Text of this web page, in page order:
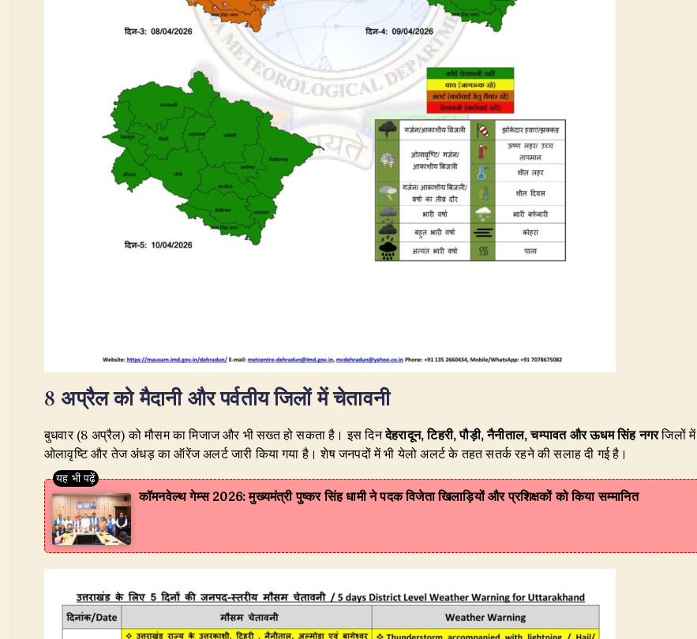
8 अप्रैल को मैदानी और पर्वतीय जिलों में चेतावनी
​बुधवार (8 अप्रैल) को मौसम का मिजाज और भी सख्त हो सकता है। इस दिनदेहरादून, टिहरी, पौड़ी, नैनीताल, चम्पावत और ऊधम सिंह नगरजिलों में
ओलावृष्टि और तेज अंधड़ का ऑरेंज अलर्ट जारी किया गया है। शेष जनपदों में भी येलो अलर्ट के तहत सतर्क रहने की सलाह दी गई है।
​कॉमनवेल्थ गेम्स 2026: मुख्यमंत्री पुष्कर सिंह धामी ने पदक विजेता खिलाड़ियों और प्रशिक्षकों को किया सम्मानित